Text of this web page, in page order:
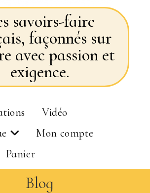
savoirs-faire
façonnés sur
avec passion et
exigence.
Vidéo
Mon compte
Panier
Blog